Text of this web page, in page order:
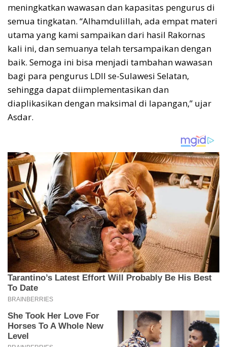
meningkatkan wawasan dan kapasitas pengurus di
semua tingkatan. “Alhamdulillah, ada empat materi
utama yang kami sampaikan dari hasil Rakornas
kali ini, dan semuanya telah tersampaikan dengan
baik. Semoga ini bisa menjadi tambahan wawasan
bagi para pengurus LDII se-Sulawesi Selatan,
sehingga dapat diimplementasikan dan
diaplikasikan dengan maksimal di lapangan,” ujar
Asdar.